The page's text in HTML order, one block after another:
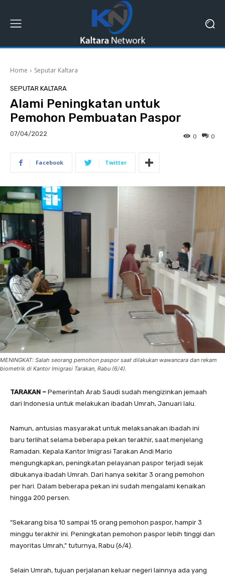
Home Seputar Kaltara
SEPUTAR KALTARA
Alami Peningkatan untuk
Pemohon Pembuatan Paspor
07/04/2022 0
0
Facebook Twitter
MENINGKAT: Salah seorang pemohon paspor saat dilakukan wawancara dan rekam
biometrik di Kantor Imigrasi Tarakan, Rabu (6/4).
TARAKAN – Pemerintah Arab Saudi sudah mengizinkan jemaah
dari Indonesia untuk melakukan ibadah Umrah, Januari lalu.
Namun, antusias masyarakat untuk melaksanakan ibadah ini
baru terlihat selama beberapa pekan terakhir, saat menjelang
Ramadan. Kepala Kantor Imigrasi Tarakan Andi Mario
mengungkapkan, peningkatan pelayanan paspor terjadi sejak
dibukanya ibadah Umrah. Dari hanya sekitar 3 orang pemohon
per hari. Dalam beberapa pekan ini sudah mengalami kenaikan
hingga 200 persen.
“Sekarang bisa 10 sampai 15 orang pemohon paspor, hampir 3
minggu terakhir ini. Peningkatan pemohon paspor lebih tinggi dan
mayoritas Umrah,” tuturnya, Rabu (6/4).
Selain Umrah, tujuan perjalanan keluar negeri lainnya ada yang